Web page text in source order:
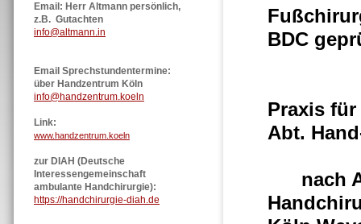
Email: Herr Altmann persönlich,
z.B. Gutachten
info@altmann.in
Email Sprechstundentermine:
über Handzentrum Köln
info@handzentrum.koeln
Link:
www.handzentrum.koeln
zur DIAH (Deutsche
Interessengemeinschaft
ambulante Handchirurgie):
https://handchirurgie-diah.de
BDC
Praxis
Abt.
nach